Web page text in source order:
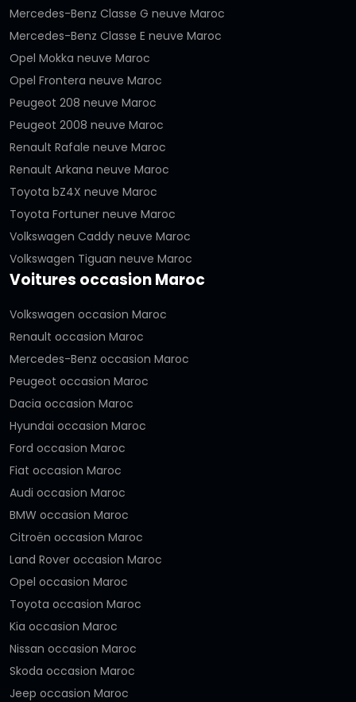
Mercedes-Benz Classe G neuve Maroc
Mercedes-Benz Classe E neuve Maroc
Opel Mokka neuve Maroc
Opel Frontera neuve Maroc
Peugeot 208 neuve Maroc
Peugeot 2008 neuve Maroc
Renault Rafale neuve Maroc
Renault Arkana neuve Maroc
Toyota bZ4X neuve Maroc
Toyota Fortuner neuve Maroc
Volkswagen Caddy neuve Maroc
Volkswagen Tiguan neuve Maroc
Voitures occasion Maroc
Volkswagen occasion Maroc
Renault occasion Maroc
Mercedes-Benz occasion Maroc
Peugeot occasion Maroc
Dacia occasion Maroc
Hyundai occasion Maroc
Ford occasion Maroc
Fiat occasion Maroc
Audi occasion Maroc
BMW occasion Maroc
Citroën occasion Maroc
Land Rover occasion Maroc
Opel occasion Maroc
Toyota occasion Maroc
Kia occasion Maroc
Nissan occasion Maroc
Skoda occasion Maroc
Jeep occasion Maroc